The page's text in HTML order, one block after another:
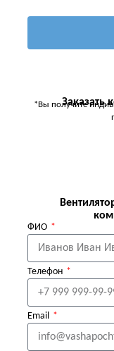
Заказать
*Вы получите
ФИО
Телефон
Email